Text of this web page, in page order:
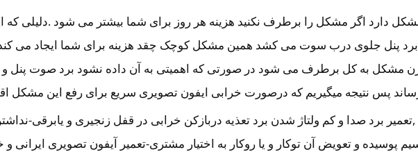
دارد اگر مشکل را برطرف نکنید هزینه هر روز برای شما بیشتر می شود .دلیلی که
پنل جلوی درب سوت می کشد همین مشکل کوچک چقد هزینه برای شما ایجاد می
مشکل به کل برطرف می شود در صورتی که اهمیتی به آن داده نشود برد صوت پنل و
پس نتیجه میگیریم که درصورت خرابی ایفون تصویری سریع برای رفع این مشکل
برد صدا و کم ولتاژ شدن برد تعذیه دربازکن خرابی در قفل زنجیری و یابرقی-
و تعویض آن توکار و یا روکار به اختیار مشتری-تعمیر آیفون تصویری ایرانی